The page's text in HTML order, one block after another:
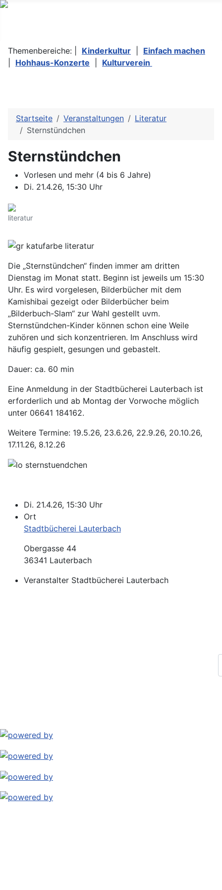
Themenbereiche: | Kinderkultur
Einfach machen
Hohhaus-Konzerte Kulturverein
Startseite Veranstaltungen
Literatur
Sternstündchen
Sternstündchen
Vorlesen und mehr (4 bis 6 Jahre)
Di. 21.4.26, 15:30 Uhr
literatur
Die „Sternstündchen“ finden immer am dritten
Dienstag im Monat statt. Beginn ist jeweils um 15:30
Uhr. Es wird vorgelesen, Bilderbücher mit dem
Kamishibai gezeigt oder Bilderbücher beim
„Bilderbuch-Slam“ zur Wahl gestellt uvm.
Sternstündchen-Kinder können schon eine Weile
zuhören und sich konzentrieren. Im Anschluss wird
häufig gespielt, gesungen und gebastelt.
Dauer: ca. 60 min
Eine Anmeldung in der Stadtbücherei Lauterbach ist
erforderlich und ab Montag der Vorwoche möglich
unter 06641 184162.
Weitere Termine: 19.5.26, 23.6.26, 22.9.26, 20.10.26,
17.11.26, 8.12.26
Di. 21.4.26, 15:30 Uhr
Ort
Stadtbücherei Lauterbach
Obergasse 44
36341 Lauterbach
Veranstalter Stadtbücherei Lauterbach